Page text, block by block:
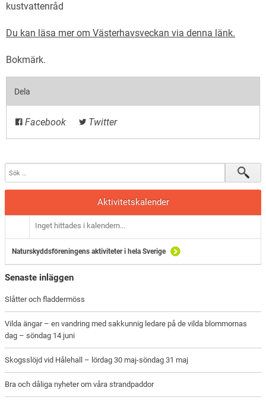
kustvattenråd
Du kan läsa mer om Västerhavsveckan via denna länk.
Bokmärk.
Dela
Facebook Twitter
Aktivitetskalender
Inget hittades i kalendern...
Naturskyddsföreningens aktiviteter i hela Sverige
Senaste inläggen
Slåtter och fladdermöss
Vilda ängar – en vandring med sakkunnig ledare på de vilda blommornas
dag – söndag 14 juni
Skogsslöjd vid Hålehall – lördag 30 maj-söndag 31 maj
Bra och dåliga nyheter om våra strandpaddor